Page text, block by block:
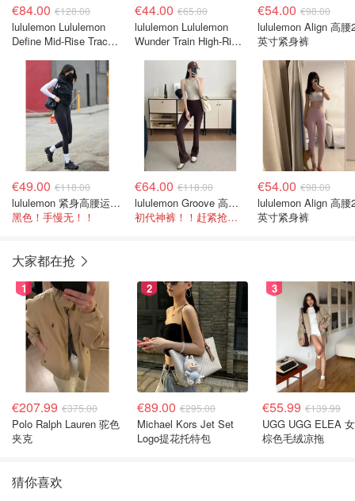
€84.00 €128.00
lululemon Lululemon
Define Mid-Rise Track
€44.00 €65.00
lululemon Lululemon
Wunder Train High-Rise
€54.00 €98.00
lululemon Align 高腰
英寸紧身裤
€49.00 €118.00
lululemon 紧身高腰运动裤 25''
黑色！手慢无！！
€64.00 €118.00
lululemon Groove 高腰喇叭裤
初代神裤！！赶紧抢！！
€54.00 €98.00
lululemon Align 高腰
英寸紧身裤
大家都在抢
1
€207.99 €375.00
Polo Ralph Lauren 驼色
夹克
2
€89.00 €295.00
Michael Kors Jet Set
Logo提花托特包
3
€55.99 €139.99
UGG UGG ELEA
棕色毛绒凉拖
猜你喜欢